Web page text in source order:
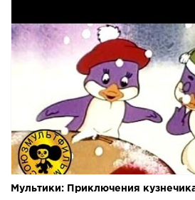
Мультики: Приключения